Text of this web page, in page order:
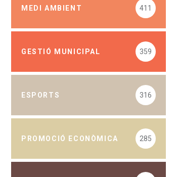
MEDI AMBIENT 411
GESTIÓ MUNICIPAL 359
ESPORTS 316
PROMOCIÓ ECONÒMICA 285